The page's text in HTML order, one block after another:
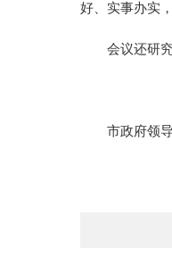
好、实事办实
会议还研
市政府领